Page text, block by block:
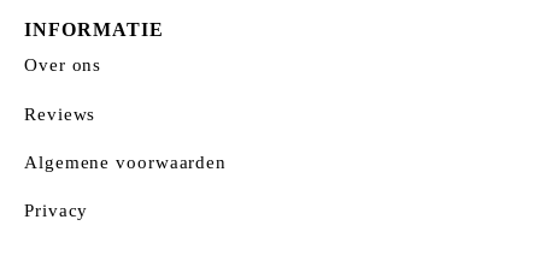
INFORMATIE
Over ons
Reviews
Algemene voorwaarden
Privacy